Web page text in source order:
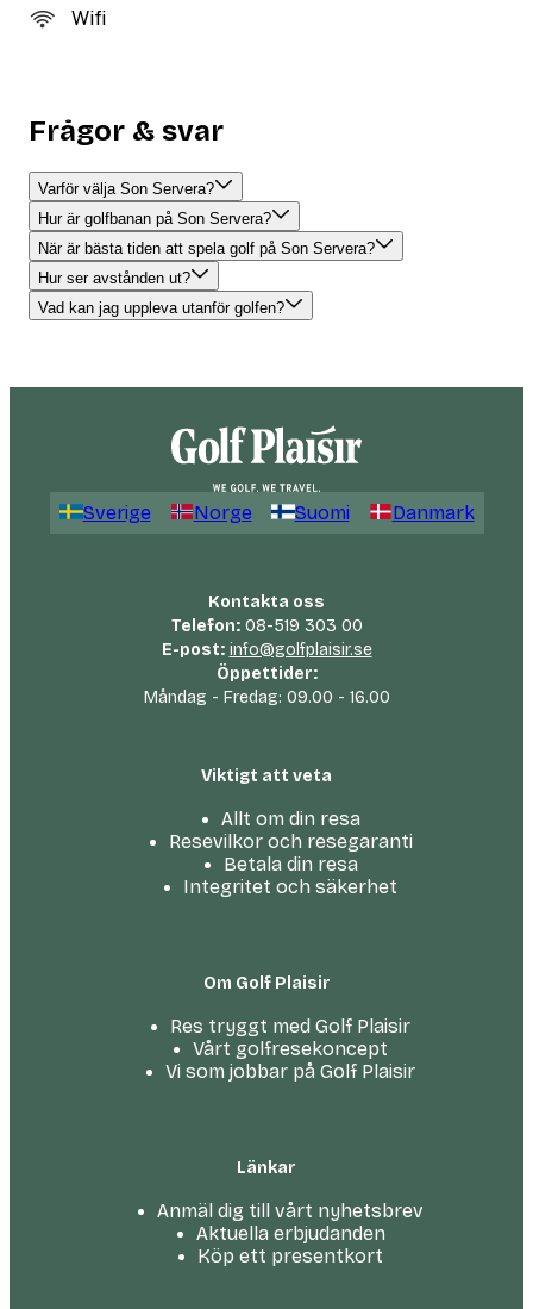
Wifi
Frågor & svar
Varför välja Son Servera?
Hur är golfbanan på Son Servera?
När är bästa tiden att spela golf på Son Servera?
Hur ser avstånden ut?
Vad kan jag uppleva utanför golfen?
Sverige Norge Suomi Danmark
Kontakta oss
Telefon:08-519 303 00
E-post: info@golfplaisir.se
Öppettider:
Måndag - Fredag: 09.00 - 16.00
Viktigt att veta
Allt om din resa
Resevilkor och resegaranti
Betala din resa
Integritet och säkerhet
Om Golf Plaisir
Res tryggt med Golf Plaisir
Vårt golfresekoncept
Vi som jobbar på Golf Plaisir
Länkar
Anmäl dig till vårt nyhetsbrev
Aktuella erbjudanden
Köp ett presentkort